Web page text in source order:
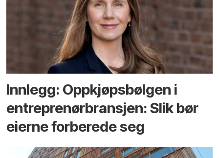
Innlegg: Oppkjøps­bølgen i
entreprenør­bransjen: Slik bør
eierne forberede seg